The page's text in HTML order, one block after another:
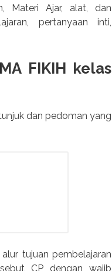
Materi Ajar, alat, dan
pertanyaan inti,
FIKIH kelas
dan pedoman yang
tujuan pembelajaran
CP dengan wajib